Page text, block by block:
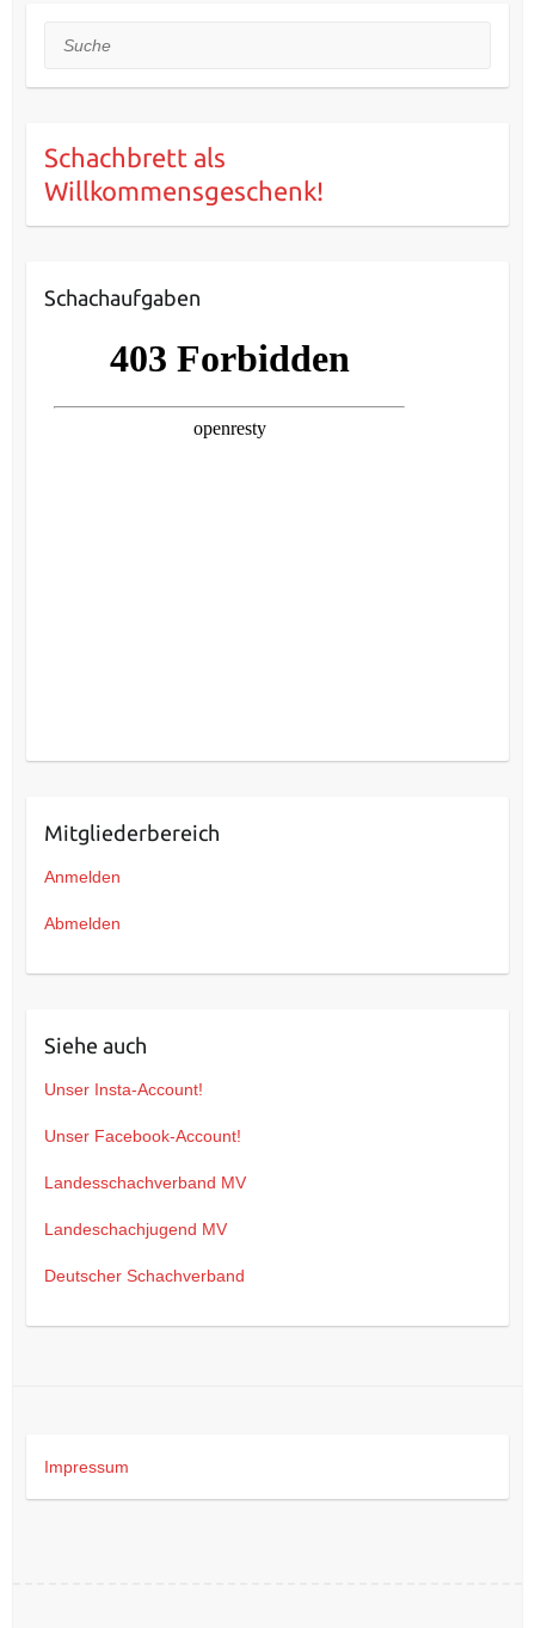
Suche
Schachbrett als
Willkommensgeschenk!
Schachaufgaben
Mitgliederbereich
Anmelden
Abmelden
Siehe auch
Unser Insta-Account!
Unser Facebook-Account!
Landesschachverband MV
Landeschachjugend MV
Deutscher Schachverband
Impressum